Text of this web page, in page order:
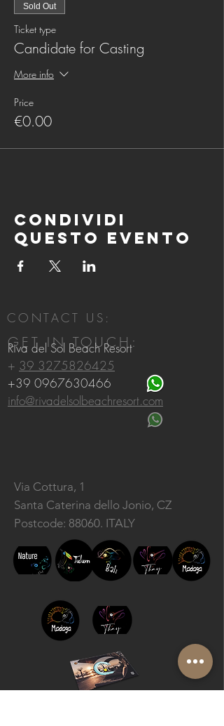
Sold Out
Ticket type
Candidate for Casting
More info
Price
€0.00
Condividi
questo evento
CONTACT US:
GET IN TOUCH:
Riva del Sol Beach Resort
+ 39 3275826425
+39 0967630466
info@rivadelsolbeachresort.com
Via Cottura, 1
Santa Caterina dello Jonio, CZ
Postcode: 88060. ITALY